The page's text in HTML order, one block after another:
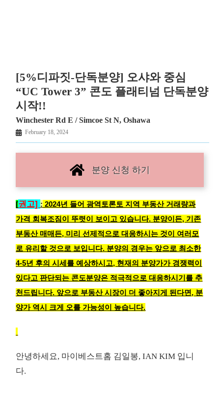
[5%디파짓-단독분양] 오샤와 중심
“UC Tower 3” 콘도 플래티넘 단독분양
시작!!
Winchester Rd E / Simcoe St N, Oshawa
February 18, 2024
분양 신청 하기
[권고] : 2024년 들어 광역토론토 지역 부동산 거래량과
가격 회복조짐이 뚜렷이 보이고 있습니다. 분양이든, 기존
부동산 매매든, 미리 선제적으로 대응하시는 것이 여러모
로 유리할 것으로 보입니다. 분양의 경우는 앞으로 최소한
4-5년 후의 시세를 예상하시고, 현재의 분양가가 경쟁력이
있다고 판단되는 콘도분양은 적극적으로 대응하시기를 추
천드립니다. 앞으로 부동산 시장이 더 좋아지게 된다면, 분
양가 역시 크게 오를 가능성이 높습니다.
안녕하세요, 마이베스트홈 김일봉, IAN KIM 입니
다.